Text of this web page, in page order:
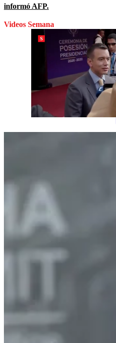
informó AFP.
Videos Semana